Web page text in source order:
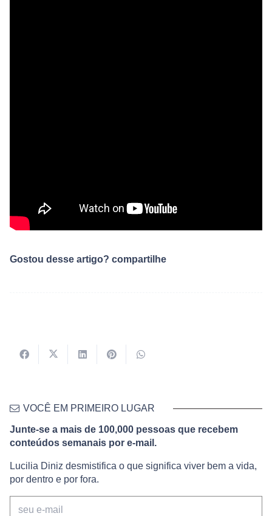
Gostou desse artigo? compartilhe
VOCÊ EM PRIMEIRO LUGAR
Junte-se a mais de 100,000 pessoas que recebem
conteúdos semanais por e-mail.
Lucilia Diniz desmistifica o que significa viver bem a vida,
por dentro e por fora.